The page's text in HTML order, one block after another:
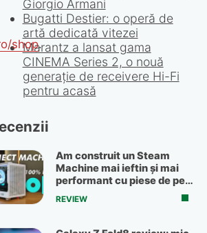
shop.